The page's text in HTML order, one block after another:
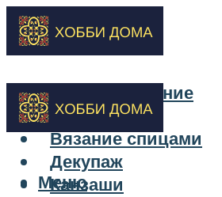
Бисероплетение
Вышивка
Вязание спицами
Декупаж
Канзаши
Меню